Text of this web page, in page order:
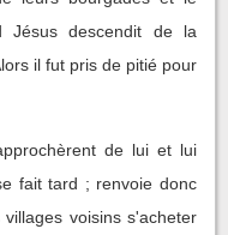
Jésus descendit de la
il fut pris de pitié pour
de lui et lui
fait tard ; renvoie donc
voisins s'acheter